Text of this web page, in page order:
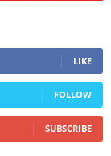
LIKE
FOLLOW
SUBSCRIBE